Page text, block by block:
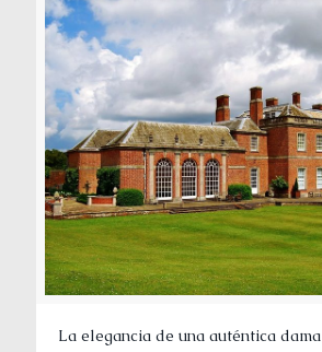
La elegancia de una auténtica dama